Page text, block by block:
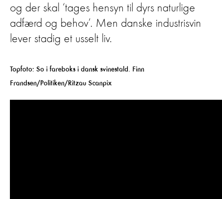
og der skal ‘tages hensyn til dyrs naturlige
adfærd og behov’. Men danske industrisvin
lever stadig et usselt liv.
Topfoto: So i fareboks i dansk svinestald. Finn
Frandsen/Politiken/Ritzau Scanpix